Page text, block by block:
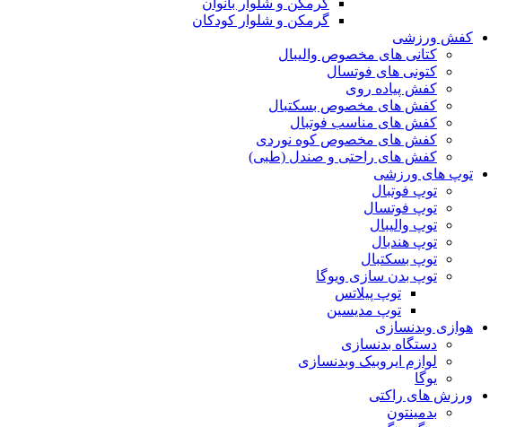
گرمکن و شلوار کودکان
کفش ورزشی
کتانی های مخصوص والیبال
کتونی های فوتسال
کفش پیاده روی
کفش های مخصوص بسکتبال
کفش های مناسب فوتبال
کفش های مخصوص کوه نوردی
کفش های راحتی و صندل (طبی)
توپ های ورزشی
توپ فوتبال
توپ فوتسال
توپ والیبال
توپ هندبال
توپ بسکتبال
توپ بدن سازی ویوگا
توپ پیلاتس
توپ مدیسین
هوازی وبدنسازی
دستگاه بدنسازی
لوازم ایروبیک وبدنسازی
یوگا
ورزش های راکتی
بدمینتون